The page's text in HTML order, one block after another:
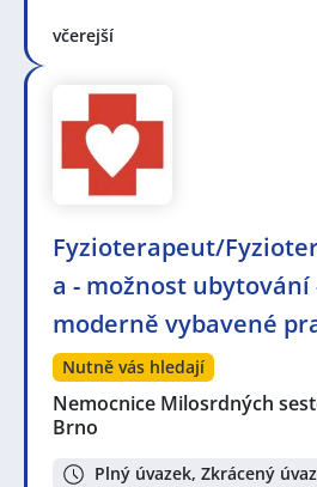
včerejší
Fyzioterapeut/
a - možnost ubytování
moderně vybavené
Nutně vás hledají
Nemocnice Milosrdných
Brno
Plný úvazek, Zkrácený